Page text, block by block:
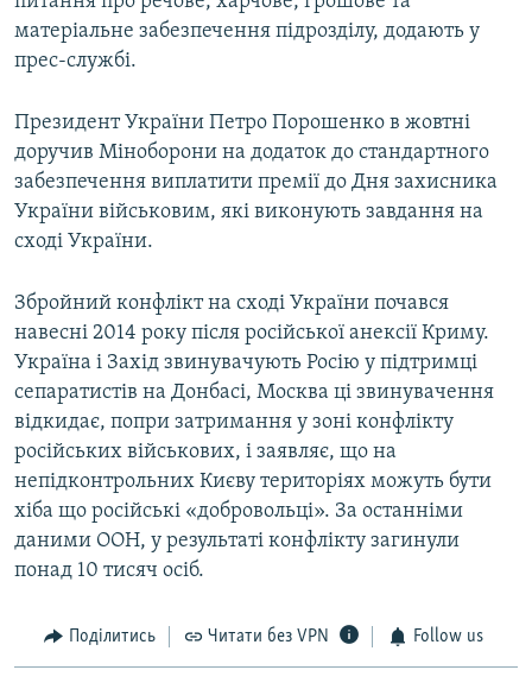
матеріальне забезпечення підрозділу, додають у
прес-службі.
Президент України Петро Порошенко в жовтні
доручив Міноборони на додаток до стандартного
забезпечення виплатити премії до Дня захисника
України військовим, які виконують завдання на
сході України.
Збройний конфлікт на сході України почався
навесні 2014 року після російської анексії Криму.
Україна і Захід звинувачують Росію у підтримці
сепаратистів на Донбасі, Москва ці звинувачення
відкидає, попри затримання у зоні конфлікту
російських військових, і заявляє, що на
непідконтрольних Києву територіях можуть бути
хіба що російські «добровольці». За останніми
даними ООН, у результаті конфлікту загинули
понад 10 тисяч осіб.
Поділитись Читати без VPN Follow us